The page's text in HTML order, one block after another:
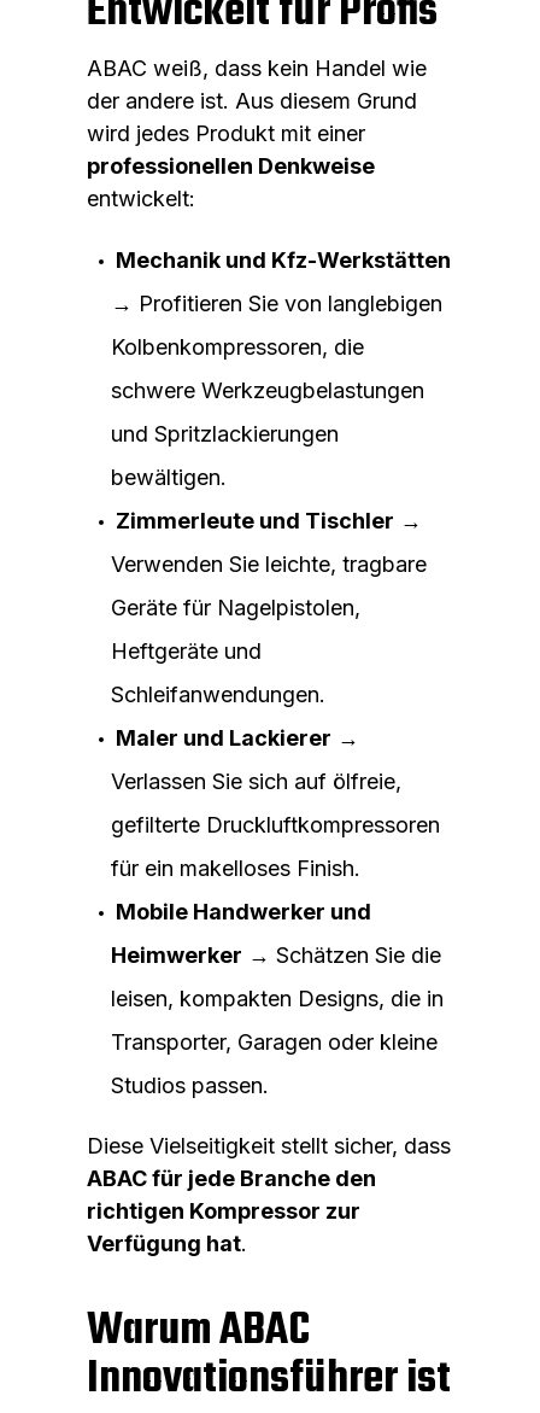
ABAC weiß, dass kein Handel wie
der andere ist. Aus diesem Grund
wird jedes Produkt mit einer
professionellen Denkweise
entwickelt:
Mechanik und Kfz-Werkstätten
→ Profitieren Sie von langlebigen
Kolbenkompressoren, die
schwere Werkzeugbelastungen
und Spritzlackierungen
bewältigen.
Zimmerleute und Tischler →
Verwenden Sie leichte, tragbare
Geräte für Nagelpistolen,
Heftgeräte und
Schleifanwendungen.
Maler und Lackierer →
Verlassen Sie sich auf ölfreie,
gefilterte Druckluftkompressoren
für ein makelloses Finish.
Mobile Handwerker und
Heimwerker → Schätzen Sie die
leisen, kompakten Designs, die in
Transporter, Garagen oder kleine
Studios passen.
Diese Vielseitigkeit stellt sicher, dass
ABAC für jede Branche den
richtigen Kompressor zur
Verfügung hat.
Warum ABAC
Innovationsführer ist